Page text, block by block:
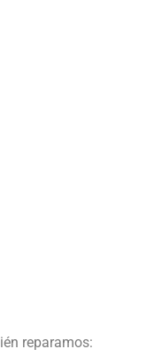
reparamos: